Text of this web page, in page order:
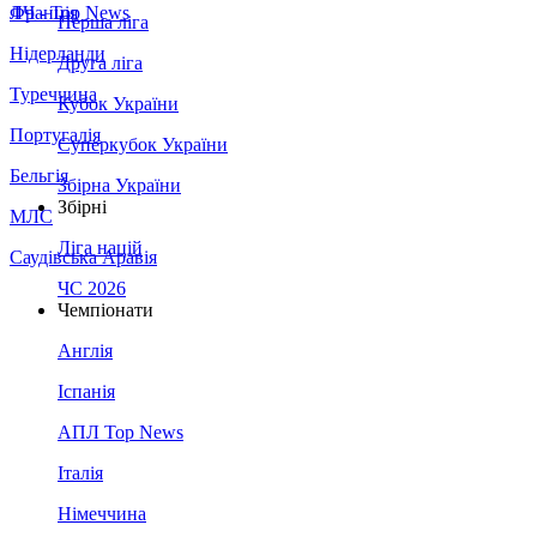
Франція
Нідерланди
Туреччина
Португалія
Бельгія
МЛС
Саудівська Аравія
ЛЧ - Top News
Перша ліга
Друга ліга
Кубок України
Суперкубок України
Збірна України
Збірні
Ліга націй
ЧС 2026
Чемпіонати
Англія
Іспанія
АПЛ Top News
Італія
Німеччина